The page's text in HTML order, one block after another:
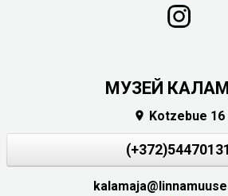
МУЗЕЙ
 Kotzebue 16
(+372)54470131